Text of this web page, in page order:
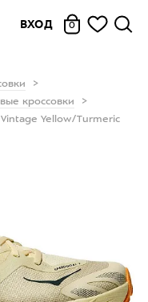
ВХОД 0
кроссовки
Yellow/Turmeric